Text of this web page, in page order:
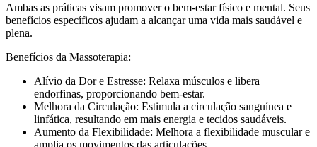
Ambas as práticas visam promover o bem-estar físico e mental. Seus
benefícios específicos ajudam a alcançar uma vida mais saudável e
plena.
Benefícios da Massoterapia:
Alívio da Dor e Estresse: Relaxa músculos e libera
endorfinas, proporcionando bem-estar.
Melhora da Circulação: Estimula a circulação sanguínea e
linfática, resultando em mais energia e tecidos saudáveis.
Aumento da Flexibilidade: Melhora a flexibilidade muscular e
amplia os movimentos das articulações.